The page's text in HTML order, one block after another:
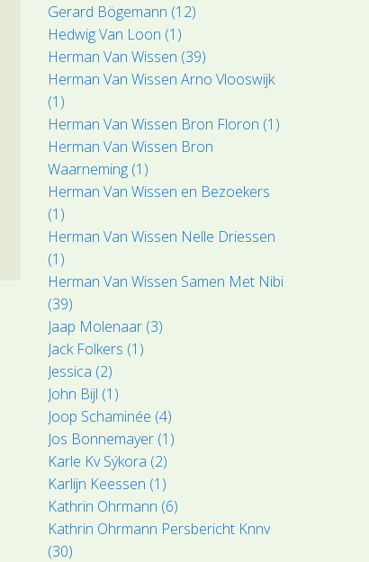
Gerard Bögemann (12)
Hedwig Van Loon (1)
Herman Van Wissen (39)
Herman Van Wissen Arno Vlooswijk
(1)
Herman Van Wissen Bron Floron (1)
Herman Van Wissen Bron
Waarneming (1)
Herman Van Wissen en Bezoekers
(1)
Herman Van Wissen Nelle Driessen
(1)
Herman Van Wissen Samen Met Nibi
(39)
Jaap Molenaar (3)
Jack Folkers (1)
Jessica (2)
John Bijl (1)
Joop Schaminée (4)
Jos Bonnemayer (1)
Karle Kv Sýkora (2)
Karlijn Keessen (1)
Kathrin Ohrmann (6)
Kathrin Ohrmann Persbericht Knnv
(30)